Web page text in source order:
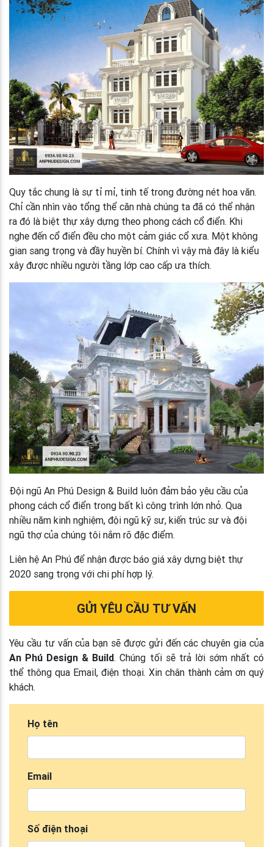
Quy tắc chung là sự tỉ mỉ, tinh tế trong đường nét hoa văn.
Chỉ cần nhìn vào tổng thể căn nhà chúng ta đã có thể nhận
ra đó là biệt thự xây dựng theo phong cách cổ điển. Khi
nghe đến cổ điển đều cho một cảm giác cổ xưa. Một không
gian sang trọng và đầy huyền bí. Chính vì vậy mà đây là kiểu
xây được nhiều người tầng lớp cao cấp ưa thích.
Đội ngũ An Phú Design & Build luôn đảm bảo yêu cầu của
phong cách cổ điển trong bất kì công trình lớn nhỏ. Qua
nhiều năm kinh nghiệm, đội ngũ kỹ sư, kiến trúc sư và đội
ngũ thợ của chúng tôi nắm rõ đặc điểm.
Liên hệ An Phú để nhận được báo giá xây dựng biệt thự
2020 sang trọng với chi phí hợp lý.
GỬI YÊU CẦU TƯ VẤN
Yêu cầu tư vấn của bạn sẽ được gửi đến các chuyên gia của
An Phú Design & Build. Chúng tối sẽ trả lời sớm nhất có
thể thông qua Email, điện thoại. Xin chân thành cảm ơn quý
khách.
Họ tên
Email
Số điện thoại